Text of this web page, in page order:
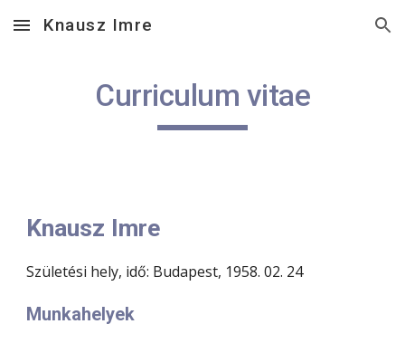
Skip to main content Skip to navigation
Knausz Imre
Curriculum vitae
Knausz Imre
Születési hely, idő: Budapest, 1958. 02. 24
Munkahelyek